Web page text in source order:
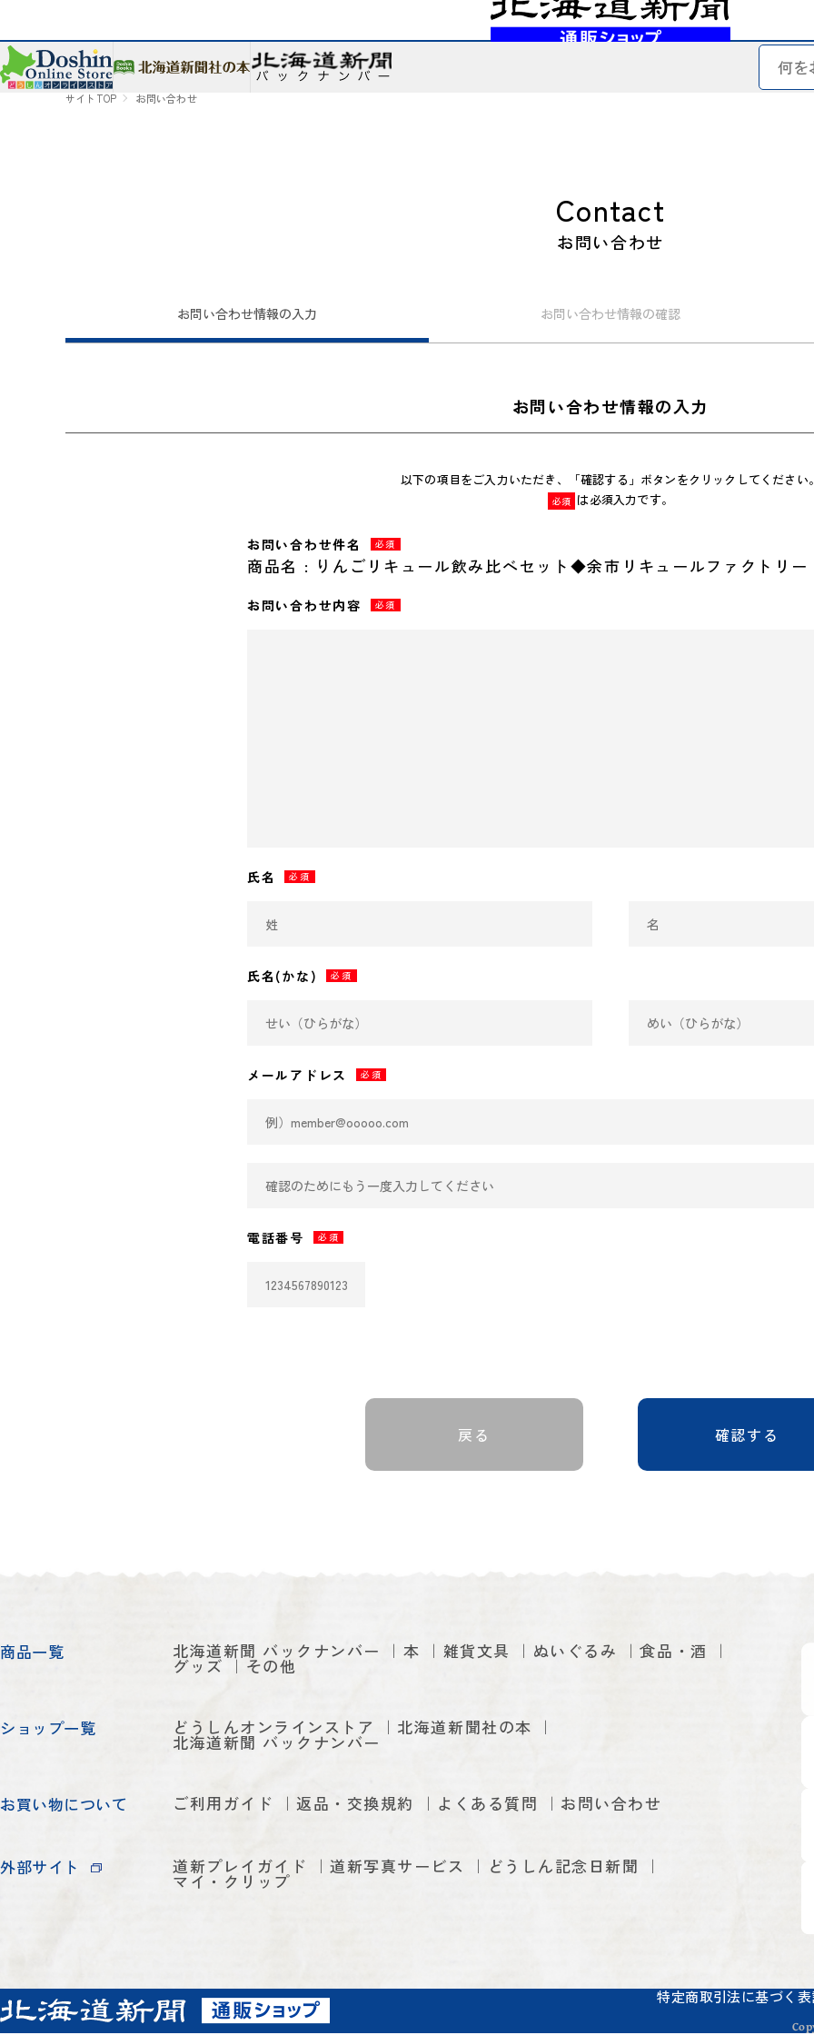
サイトTOP お問い合わせ
Contact
お問い合わせ
お問い合わせ情報の入力 お問い合わせ情報の確認
お問い合わせ情報の入力
以下の項目をご入力いただき、「確認する」ボタンをクリックしてください。
必須 は必須入力です。
お問い合わせ件名 必須
商品名 : りんごリキュール飲み比べセット◆余市リキュールファクトリ
お問い合わせ内容 必須
氏名 必須
氏名(かな) 必須
メールアドレス 必須
電話番号 必須
戻る 確認する
商品一覧 北海道新聞 バックナンバー 本 雑貨文具 ぬいぐるみ 食品・酒
グッズ その他
ショップ一覧 どうしんオンラインストア 北海道新聞社の本
北海道新聞 バックナンバー
お買い物について ご利用ガイド 返品・交換規約 よくある質問 お問い合わせ
外部サイト 道新プレイガイド 道新写真サービス どうしん記念日新聞
マイ・クリップ
特定商取引法に基づく